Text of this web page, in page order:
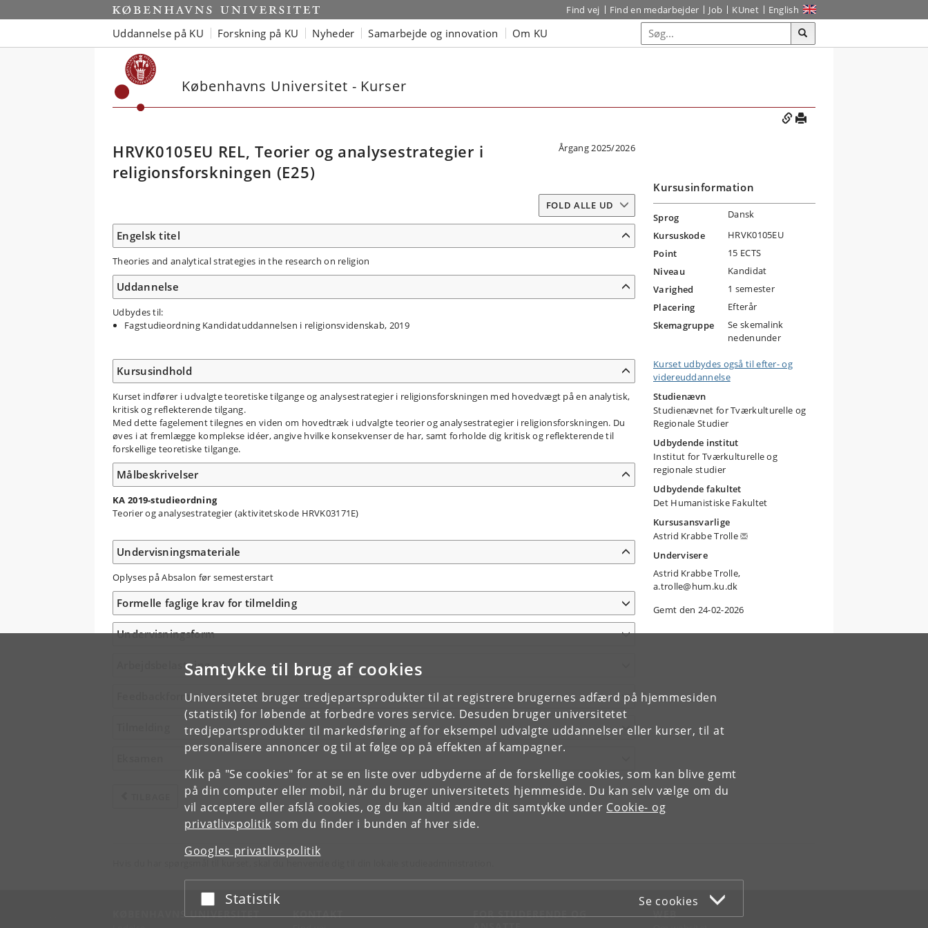
Samtykke til brug af cookies
Universitetet bruger tredjepartsprodukter til at registrere brugernes adfærd på hjemmesiden
(statistik) for løbende at forbedre vores service. Desuden bruger universitetet
tredjepartsprodukter til markedsføring af for eksempel udvalgte uddannelser eller kurser, til at
personalisere annoncer og til at følge op på effekten af kampagner.
Klik på "Se cookies" for at se en liste over udbyderne af de forskellige cookies, som kan blive gemt
på din computer eller mobil, når du bruger universitetets hjemmeside. Du kan selv vælge om du
vil acceptere eller afslå cookies, og du kan altid ændre dit samtykke under Cookie- og
privatlivspolitik som du finder i bunden af hver side.
Googles privatlivspolitik
Acceptér eller afslå
Statistik Se cookies
Find vej Find en medarbejder Job KUnet English
Uddannelse på KU Forskning på KU Nyheder Samarbejde og innovation Om KU
Københavns Universitet - Kurser
HRVK0105EU REL, Teorier og analysestrategier i
religionsforskningen (E25)
Årgang 2025/2026
FOLD ALLE UD
Engelsk titel
Theories and analytical strategies in the research on religion
Uddannelse
Udbydes til:
Fagstudieordning Kandidatuddannelsen i religionsvidenskab, 2019
Kursusindhold
Kurset indfører i udvalgte teoretiske tilgange og analysestrategier i religionsforskningen med hovedvægt på en analytisk,
kritisk og reflekterende tilgang.
Med dette fagelement tilegnes en viden om hovedtræk i udvalgte teorier og analysestrategier i religionsforskningen. Du
øves i at fremlægge komplekse idéer, angive hvilke konsekvenser de har, samt forholde dig kritisk og reflekterende til
forskellige teoretiske tilgange.
Målbeskrivelser
KA 2019-studieordning
Teorier og analysestrategier (aktivitetskode HRVK03171E)
Undervisningsmateriale
Oplyses på Absalon før semesterstart
Formelle faglige krav for tilmelding
Undervisningsform
Arbejdsbelastning
Feedbackform
Kursusinformation
Sprog
Dansk
Kursuskode
HRVK0105EU
Point
15 ECTS
Niveau
Kandidat
Varighed
1 semester
Placering
Efterår
Skemagruppe
Se skemalink
nedenunder
Kurset udbydes også til efter- og
videreuddannelse
Studienævn
Studienævnet for Tværkulturelle og
Regionale Studier
Udbydende institut
Institut for Tværkulturelle og
regionale studier
Udbydende fakultet
Det Humanistiske Fakultet
Kursusansvarlige
Astrid Krabbe Trolle
Undervisere
Astrid Krabbe Trolle,
a.trolle@hum.ku.dk
Gemt den 24-02-2026
KØBENHAVNS UNIVERSITET KONTAKT
FOR STUDERENDE OG
WEB